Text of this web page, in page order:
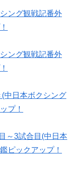
ング観戦記番外
ング観戦記番外
中日本ボクシング
プ！
～3試合目(中日本
ピックアップ！